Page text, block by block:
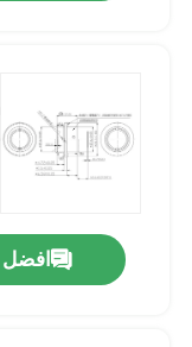
المنزل
المنتجات افضل